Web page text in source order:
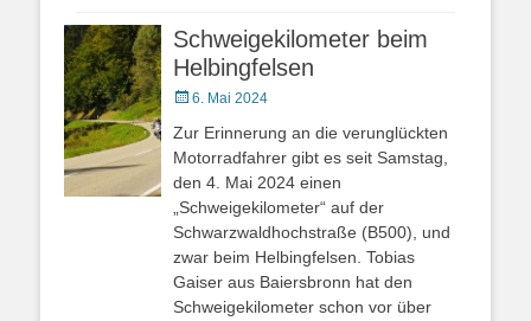
Schweigekilometer beim
Helbingfelsen
Veröffentlicht
6. Mai 2024
Zur Erinnerung an die verunglückten
Motorradfahrer gibt es seit Samstag,
den 4. Mai 2024 einen
„Schweigekilometer“ auf der
Schwarzwaldhochstraße (B500), und
zwar beim Helbingfelsen. Tobias
Gaiser aus Baiersbronn hat den
Schweigekilometer schon vor über